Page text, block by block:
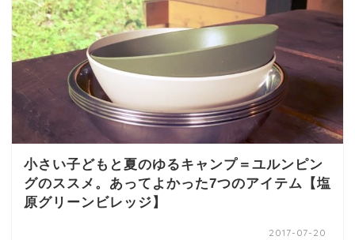
小さい子どもと夏のゆるキャンプ＝ユルンピン
グのススメ。あってよかった7つのアイテム【塩
原グリーンビレッジ】
2017-07-20